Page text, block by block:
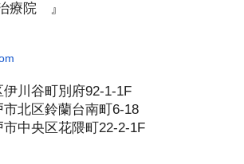
療院 』
川谷町別府92-1-1F
北区鈴蘭台南町6-18
中央区花隈町22-2-1F